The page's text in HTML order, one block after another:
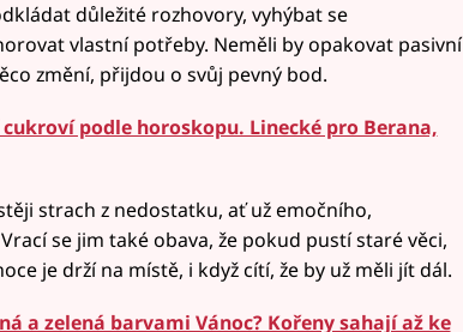
důležité rozhovory, vyhýbat se
vlastní potřeby. Neměli by opakovat pasivní
změní, přijdou o svůj pevný bod.
podle horoskopu. Linecké pro Berana,
strach z nedostatku, ať už emočního,
se jim také obava, že pokud pustí staré věci,
je drží na místě, i když cítí, že by už měli jít dál.
a zelená barvami Vánoc? Kořeny sahají až ke